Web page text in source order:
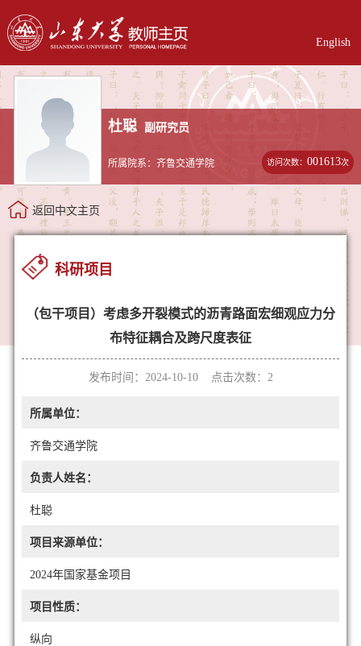
English
杜聪 副研究员
所属院系：齐鲁交通学院 访问次数：001613次
返回中文主页
科研项目
（包干项目）考虑多开裂模式的沥青路面宏细观应力分
布特征耦合及跨尺度表征
发布时间：2024-10-10 点击次数： 2
所属单位：
齐鲁交通学院
负责人姓名：
杜聪
项目来源单位：
2024年国家基金项目
项目性质：
纵向